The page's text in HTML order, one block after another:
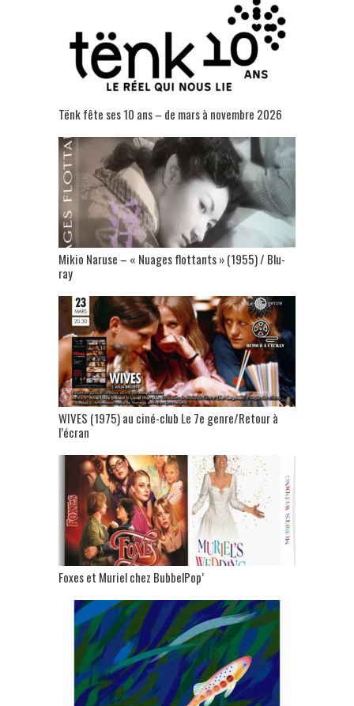
Tënk fête ses 10 ans – de mars à novembre 2026
Mikio Naruse – « Nuages flottants » (1955) / Blu-
ray
WIVES (1975) au ciné-club Le 7e genre/Retour à
l’écran
Foxes et Muriel chez BubbelPop’